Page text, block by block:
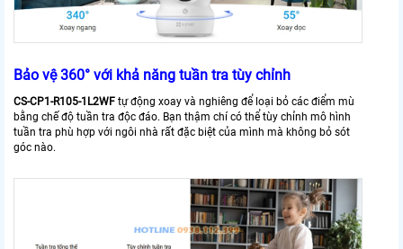
Bảo vệ 360° với khả năng tuần tra tùy chỉnh
CS-CP1-R105-1L2WF tự động xoay và nghiêng để loại bỏ các điểm mù
bằng chế độ tuần tra độc đáo. Bạn thậm chí có thể tùy chỉnh mô hình
tuần tra phù hợp với ngôi nhà rất đặc biệt của mình mà không bỏ sót
góc nào.